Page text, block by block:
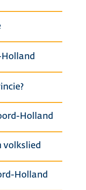
Holland
volkslied
Holland